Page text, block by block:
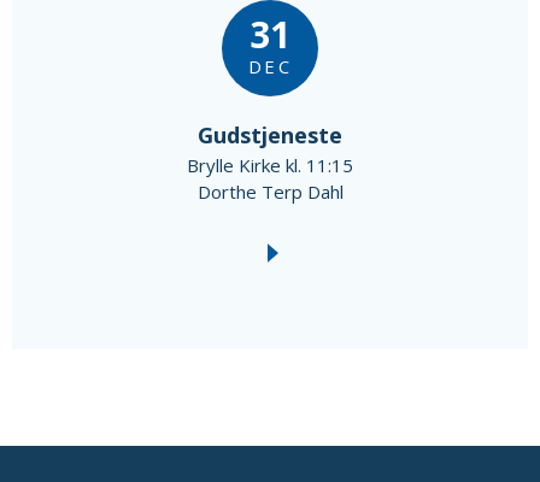
31
DEC
Gudstjeneste
Brylle Kirke kl. 11:15
Dorthe Terp Dahl